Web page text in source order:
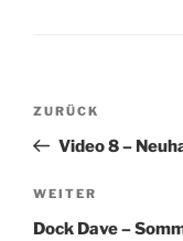
Vorheriger
Beitrag
ZURÜCK
Video 8 –
Nächster
Beitrag
WEITER
Dock Dave –